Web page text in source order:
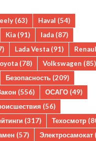
(63) Haval (54)
Kia (91) lada (87)
Lada Vesta (91)
(78) Volkswagen (85)
Безопасность (209)
(556) ОСАГО (49)
(56)
(317) Техосмотр
(57) Электросамокат